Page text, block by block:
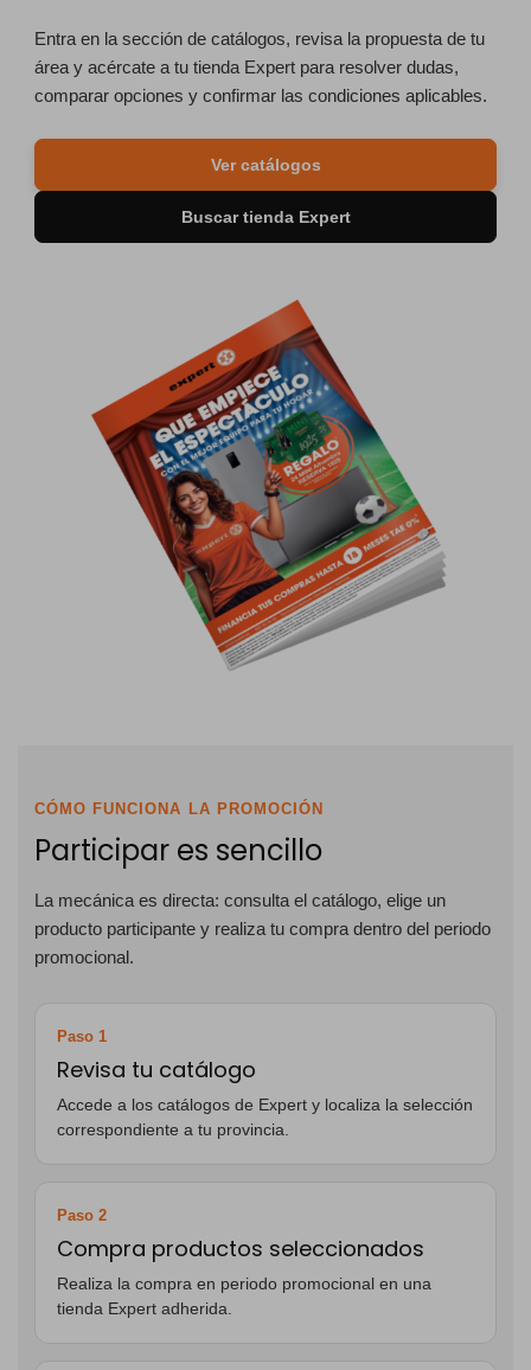
Entra en la sección de catálogos, revisa la propuesta de tu
área y acércate a tu tienda Expert para resolver dudas,
comparar opciones y confirmar las condiciones aplicables.
Ver catálogos
Buscar tienda Expert
CÓMO FUNCIONA LA PROMOCIÓN
Participar es sencillo
La mecánica es directa: consulta el catálogo, elige un
producto participante y realiza tu compra dentro del periodo
promocional.
Paso 1
Revisa tu catálogo
Accede a los catálogos de Expert y localiza la selección
correspondiente a tu provincia.
Paso 2
Compra productos seleccionados
Realiza la compra en periodo promocional en una
tienda Expert adherida.